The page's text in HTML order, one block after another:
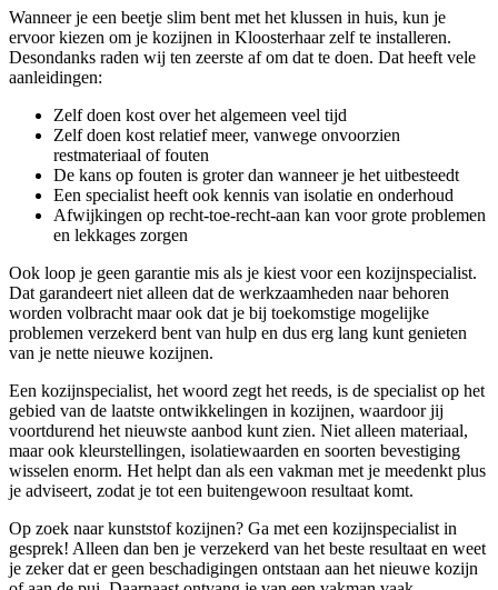
Wanneer je een beetje slim bent met het klussen in huis, kun je
ervoor kiezen om je kozijnen in Kloosterhaar zelf te installeren.
Desondanks raden wij ten zeerste af om dat te doen. Dat heeft vele
aanleidingen:
Zelf doen kost over het algemeen veel tijd
Zelf doen kost relatief meer, vanwege onvoorzien
restmateriaal of fouten
De kans op fouten is groter dan wanneer je het uitbesteedt
Een specialist heeft ook kennis van isolatie en onderhoud
Afwijkingen op recht-toe-recht-aan kan voor grote problemen
en lekkages zorgen
Ook loop je geen garantie mis als je kiest voor een kozijnspecialist.
Dat garandeert niet alleen dat de werkzaamheden naar behoren
worden volbracht maar ook dat je bij toekomstige mogelijke
problemen verzekerd bent van hulp en dus erg lang kunt genieten
van je nette nieuwe kozijnen.
Een kozijnspecialist, het woord zegt het reeds, is de specialist op het
gebied van de laatste ontwikkelingen in kozijnen, waardoor jij
voortdurend het nieuwste aanbod kunt zien. Niet alleen materiaal,
maar ook kleurstellingen, isolatiewaarden en soorten bevestiging
wisselen enorm. Het helpt dan als een vakman met je meedenkt plus
je adviseert, zodat je tot een buitengewoon resultaat komt.
Op zoek naar kunststof kozijnen? Ga met een kozijnspecialist in
gesprek! Alleen dan ben je verzekerd van het beste resultaat en weet
je zeker dat er geen beschadigingen ontstaan aan het nieuwe kozijn